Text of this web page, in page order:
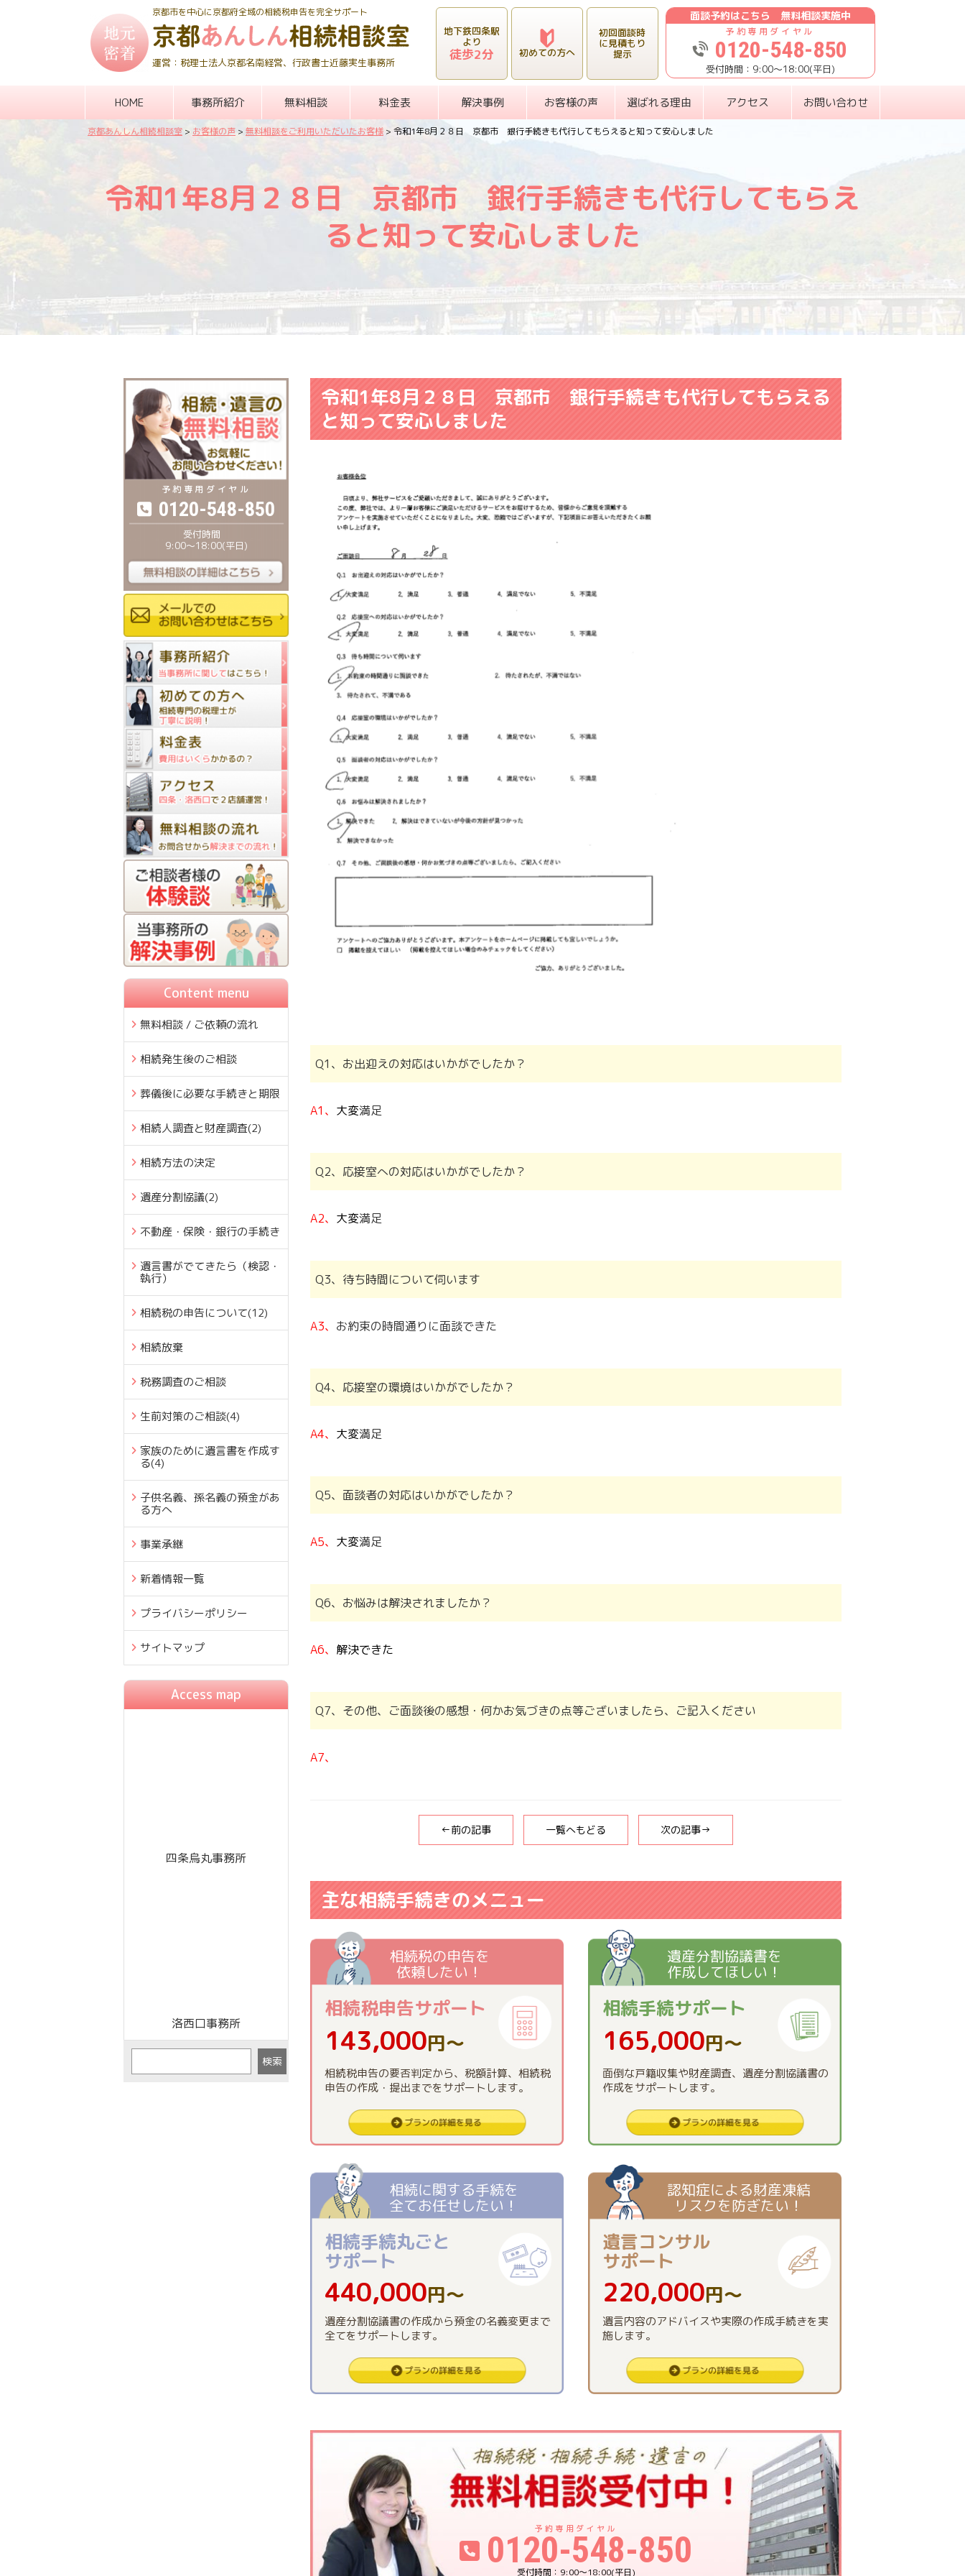
京都市を中心に京都府全域の相続税申告を完全サポート
運営：税理士法人京都名南経営、行政書士近藤実生事務所
地下鉄四条駅
より
徒歩2分 初めての方へ
初回面談時
に見積もり
提示
面談予約はこちら 無料相談実施中
0120-548-850
9:00〜18:00(平日)
HOME 事務所紹介 無料相談 料金表 解決事例 お客様の声 選ばれる理由 アクセス お問い合わせ
京都あんしん相続相談室 > お客様の声 > 無料相談をご利用いただいたお客様 > 令和1年8月２８日 京都市 銀行手続きも代行してもらえると知って安心しました
令和1年8月２８日 京都市 銀行手続きも代行してもらえ
ると知って安心しました
令和1年8月２８日 京都市 銀行手続きも代行してもらえる
と知って安心しました
Q1、お出迎えの対応はいかがでしたか？
A1、 大変満足
Q2、応接室への対応はいかがでしたか？
A2、 大変満足
Q3、待ち時間について伺います
A3、 お約束の時間通りに面談できた
Q4、応接室の環境はいかがでしたか？
A4、 大変満足
Q5、面談者の対応はいかがでしたか？
A5、 大変満足
Q6、お悩みは解決されましたか？
A6、 解決できた
Q7、その他、ご面談後の感想・何かお気づきの点等ございましたら、ご記入ください
A7、
←前の記事 一覧へもどる 次の記事→
主な相続手続きのメニュー
相続税の申告を
依頼したい！
相続税申告サポート
143,000円〜
相続税申告の要否判定から、税額計算、相続税
申告の作成・提出までをサポートします。
遺産分割協議書を
作成してほしい！
相続手続サポート
165,000円〜
面倒な戸籍収集や財産調査、遺産分割協議書の
作成をサポートします。
相続に関する手続を
全てお任せしたい！
相続手続丸ごと
サポート
440,000円〜
遺産分割協議書の作成から預金の名義変更まで
全てをサポートします。
認知症による財産凍結
リスクを防ぎたい！
遺言コンサル
サポート
220,000円〜
遺言内容のアドバイスや実際の作成手続きを実
施します。
0120-548-850
9:00〜18:00(平日)
0120-548-850
9:00〜18:00(平日)
Content menu
無料相談 / ご依頼の流れ
相続発生後のご相談
葬儀後に必要な手続きと期限
相続人調査と財産調査(2)
相続方法の決定
遺産分割協議(2)
不動産・保険・銀行の手続き
遺言書がでてきたら（検認・
執行）
相続税の申告について(12)
相続放棄
税務調査のご相談
生前対策のご相談(4)
家族のために遺言書を作成す
る(4)
子供名義、孫名義の預金があ
る方へ
事業承継
新着情報一覧
プライバシーポリシー
サイトマップ
Access map
四条烏丸事務所
洛西口事務所
検索